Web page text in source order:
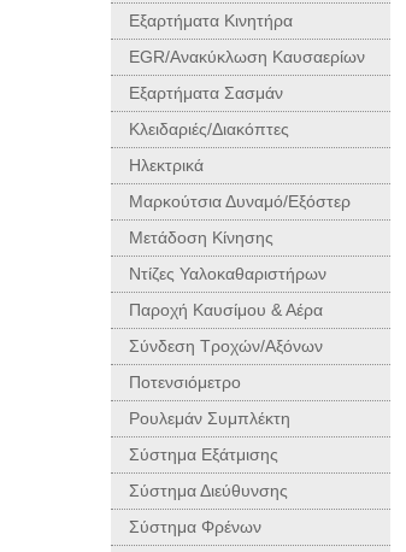
Εξαρτήματα Κινητήρα
EGR/Ανακύκλωση Καυσαερίων
Εξαρτήματα Σασμάν
Κλειδαριές/Διακόπτες
Ηλεκτρικά
Μαρκούτσια Δυναμό/Εξόστερ
Μετάδοση Κίνησης
Ντίζες Υαλοκαθαριστήρων
Παροχή Καυσίμου & Αέρα
Σύνδεση Τροχών/Αξόνων
Ποτενσιόμετρο
Ρουλεμάν Συμπλέκτη
Σύστημα Εξάτμισης
Σύστημα Διεύθυνσης
Σύστημα Φρένων